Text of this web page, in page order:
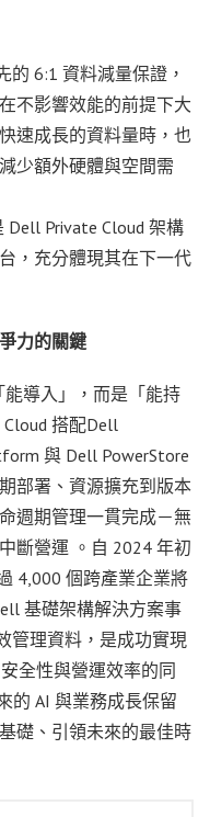
的 6:1 資料減量保證，
不影響效能的前提下大
速成長的資料量時，也
少額外硬體與空間需
Private Cloud 架構
，充分體現其在下一代
力的關鍵
導入」，而是「能持
搭配Dell
與 Dell PowerStore
部署、資源擴充到版本
週期管理一貫完成－無
斷營運 。自 2024 年初
4,000 個跨產業企業將
基礎架構解決方案事
管理資料，是成功實現
全性與營運效率的同
的 AI 與業務成長保留
礎、引領未來的最佳時